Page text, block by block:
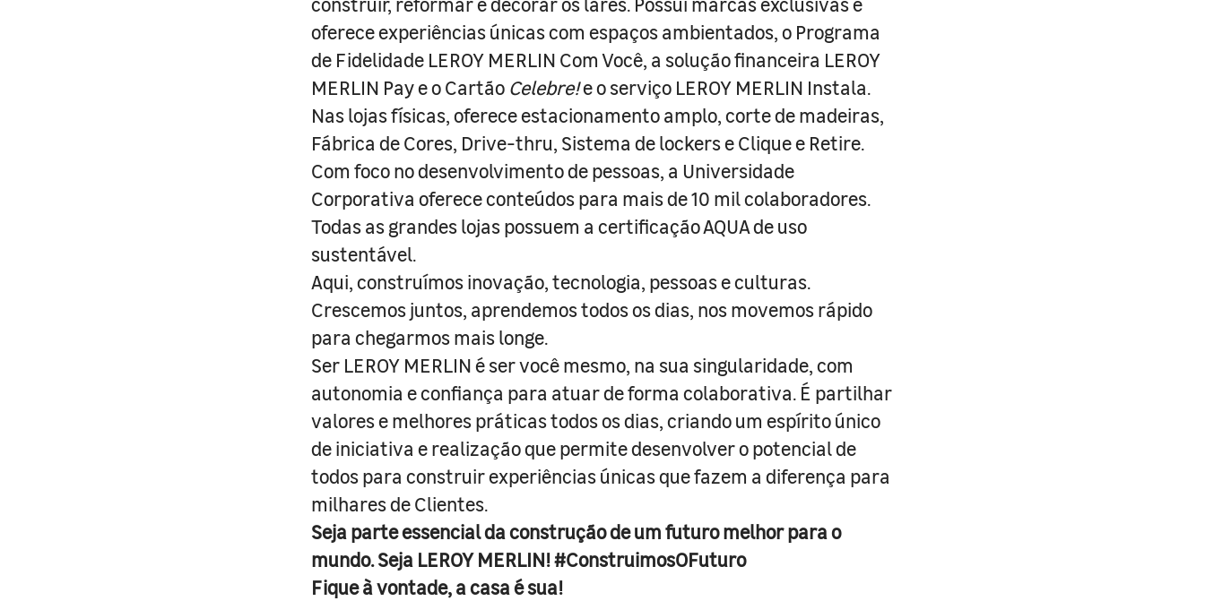
oferece experiências únicas com espaços ambientados, o Programa
de Fidelidade LEROY MERLIN Com Você, a solução financeira LEROY
MERLIN Pay e o Cartão Celebre!e o serviço LEROY MERLIN Instala.
Nas lojas físicas, oferece estacionamento amplo, corte de madeiras,
Fábrica de Cores, Drive-thru, Sistema de lockers e Clique e Retire.
Com foco no desenvolvimento de pessoas, a Universidade
Corporativa oferece conteúdos para mais de 10 mil colaboradores.
Todas as grandes lojas possuem a certificação AQUA de uso
sustentável.
Aqui, construímos inovação, tecnologia, pessoas e culturas.
Crescemos juntos, aprendemos todos os dias, nos movemos rápido
para chegarmos mais longe.
Ser LEROY MERLIN é ser você mesmo, na sua singularidade, com
autonomia e confiança para atuar de forma colaborativa. É partilhar
valores e melhores práticas todos os dias, criando um espírito único
de iniciativa e realização que permite desenvolver o potencial de
todos para construir experiências únicas que fazem a diferença para
milhares de Clientes.
Seja parte essencial da construção de um futuro melhor para o
mundo. Seja LEROY MERLIN! #ConstruimosOFuturo
Fique à vontade, a casa é sua!